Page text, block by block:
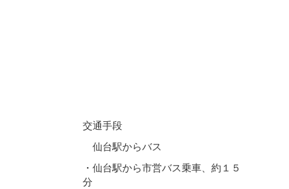
交通手段
仙台駅からバス
・仙台駅から市営バス乗車、約１５
分